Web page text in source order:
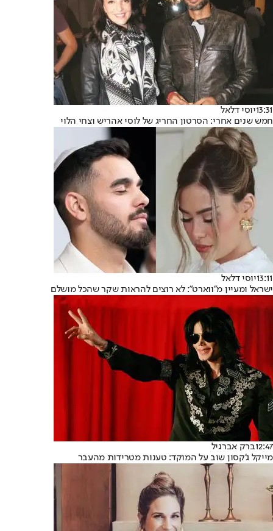
13:31יוסי דלאל
חמש שנים אחרי: הסרטון החריג של לוסי אהריש וצחי הלוי
13:11יוסי דלאל
ישראל ומעיין מ"ווארט": לא רוצים להראות שקר שהכל מושלם
12:47ברק אברגיל
מייקל ג'קסון שוב על המוקד: טענות מטרידות מהעבר